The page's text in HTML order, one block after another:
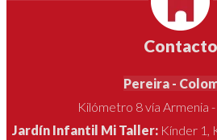
Contacto
Pereira -
Kilómetro 8 vía Armenia
Jardín Infantil Mi Taller: Kínder 1,